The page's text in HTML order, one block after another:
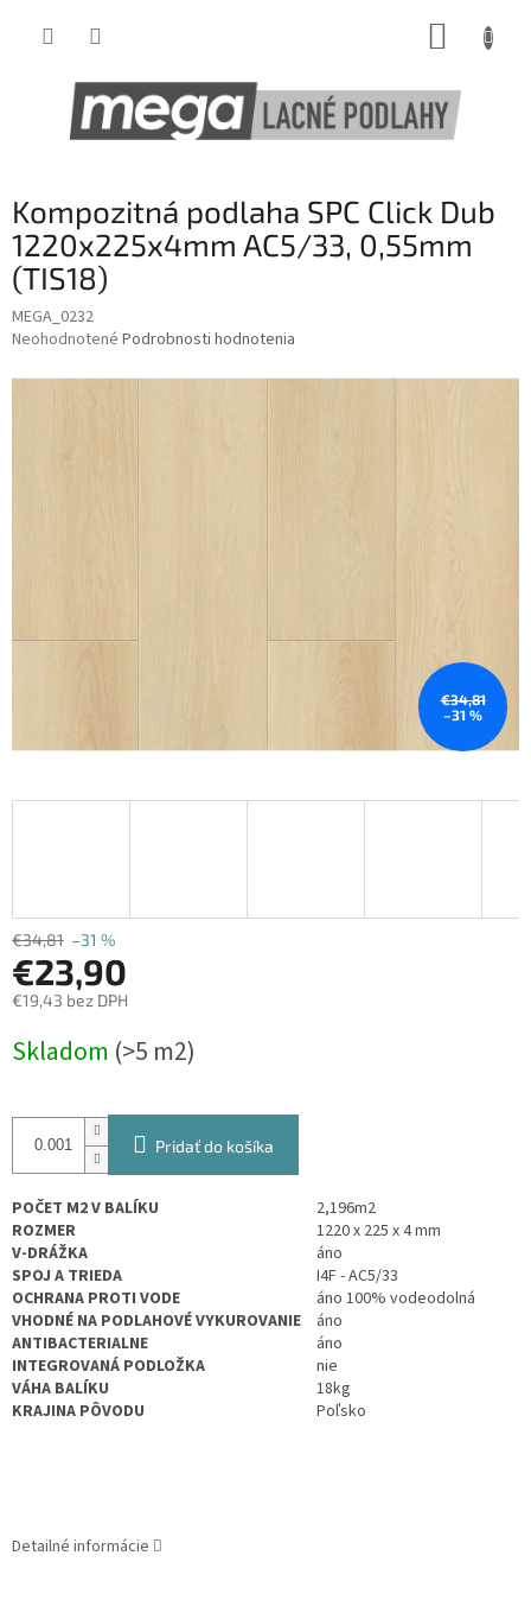
Kompozitná podlaha SPC Click Dub
1220x225x4mm AC5/33, 0,55mm
(TIS18)
MEGA_0232
Priemerné
produktu
Neohodnotené Podrobnosti hodnotenia
€34,81
–31 %
€34,81 –31 %
€23,90
€19,43 bez DPH
cena:
Skladom (>5 m2)
Pridať do košíka
POČET M2 V BALÍKU 2,196m2
ROZMER
1220 x 225 x 4 mm
V-DRÁŽKA
áno
SPOJ A TRIEDA
I4F - AC5/33
OCHRANA PROTI VODE
áno 100% vodeodolná
VHODNÉ NA PODLAHOVÉ VYKUROVANIE
áno
ANTIBACTERIALNE
áno
INTEGROVANÁ PODLOŽKA
nie
VÁHA BALÍKU
18kg
KRAJINA PÔVODU
Poľsko
Detailné informácie